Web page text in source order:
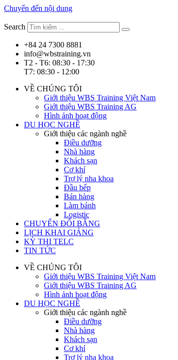
Chuyển đến nội dung
Search
+84 24 7300 8881
info@wbstraining.vn
T2 - T6: 08:30 - 17:30
T7: 08:30 - 12:00
VỀ CHÚNG TÔI
Giới thiệu WBS Training Việt Nam
Giới thiệu WBS Training AG
Hình ảnh hoạt động
DU HỌC NGHỀ
Giới thiệu các ngành nghề
Điều dưỡng
Nhà hàng
Khách sạn
Cơ khí
Trợ lý nha khoa
Đầu bếp
Bán hàng
Làm bánh
Logistic
CHUYỂN ĐỔI BẰNG
LỊCH KHAI GIẢNG
KỲ THI TELC
TIN TỨC
VỀ CHÚNG TÔI
Giới thiệu WBS Training Việt Nam
Giới thiệu WBS Training AG
Hình ảnh hoạt động
DU HỌC NGHỀ
Giới thiệu các ngành nghề
Điều dưỡng
Nhà hàng
Khách sạn
Cơ khí
Trợ lý nha khoa